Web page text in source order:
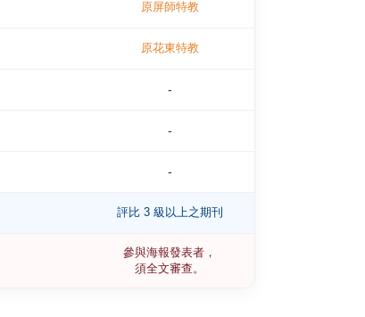
原屏師特教
原花東特教
-
-
-
評比 3 級以上之期刊
參與海報發表者，
須全文審查。